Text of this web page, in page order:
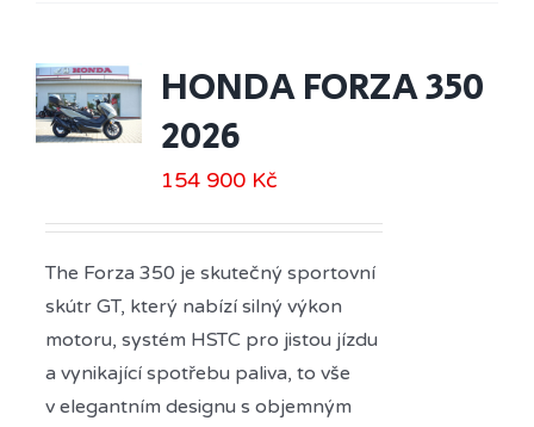
HONDA FORZA 350
2026
154 900 Kč
The Forza 350 je skutečný sportovní
skútr GT, který nabízí silný výkon
motoru, systém HSTC pro jistou jízdu
a vynikající spotřebu paliva, to vše
v elegantním designu s objemným